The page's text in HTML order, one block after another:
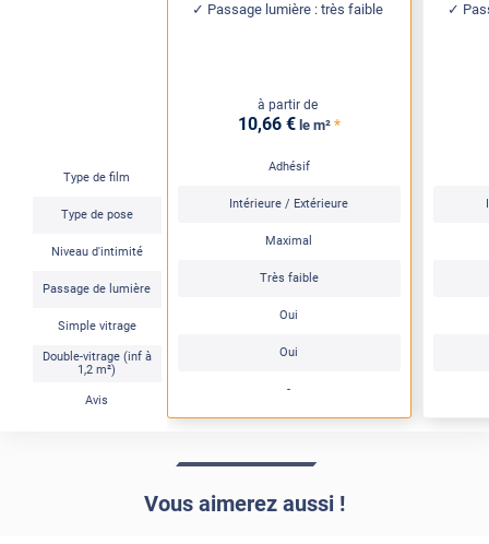
Type de film
Type de pose
Niveau d'intimité
Passage de lumière
Simple vitrage
Double-vitrage (inf à
1,2 m²)
Avis
Passage lumière : très faible
à partir de
10,66 € le m² *
Adhésif
Intérieure / Extérieure
Maximal
Très faible
Oui
Oui
-
Vous aimerez aussi !